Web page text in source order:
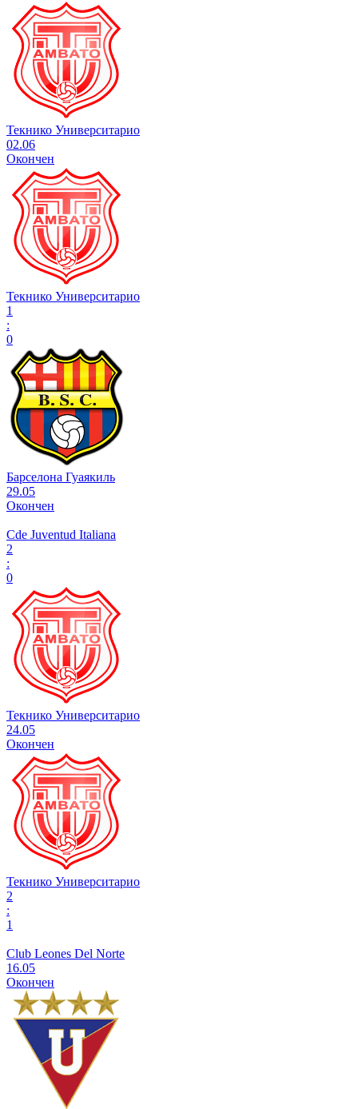
Текнико Университарио
02.06
Окончен
Текнико Университарио
1
:
0
Барселона Гуаякиль
29.05
Окончен
Cde Juventud Italiana
2
:
0
Текнико Университарио
24.05
Окончен
Текнико Университарио
2
:
1
Club Leones Del Norte
16.05
Окончен